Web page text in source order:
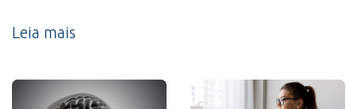
Leia mais